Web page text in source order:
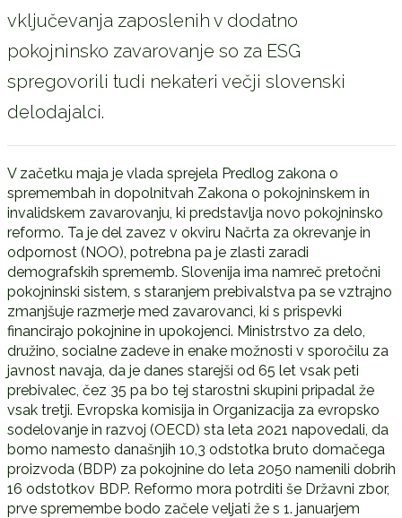
vključevanja zaposlenih v dodatno
pokojninsko zavarovanje so za ESG
spregovorili tudi nekateri večji slovenski
delodajalci.
V začetku maja je vlada sprejela Predlog zakona o
spremembah in dopolnitvah Zakona o pokojninskem in
invalidskem zavarovanju, ki predstavlja novo pokojninsko
reformo. Ta je del zavez v okviru Načrta za okrevanje in
odpornost (NOO), potrebna pa je zlasti zaradi
demografskih sprememb. Slovenija ima namreč pretočni
pokojninski sistem, s staranjem prebivalstva pa se vztrajno
zmanjšuje razmerje med zavarovanci, ki s prispevki
financirajo pokojnine in upokojenci. Ministrstvo za delo,
družino, socialne zadeve in enake možnosti v sporočilu za
javnost navaja, da je danes starejši od 65 let vsak peti
prebivalec, čez 35 pa bo tej starostni skupini pripadal že
vsak tretji. Evropska komisija in Organizacija za evropsko
sodelovanje in razvoj (OECD) sta leta 2021 napovedali, da
bomo namesto današnjih 10,3 odstotka bruto domačega
proizvoda (BDP) za pokojnine do leta 2050 namenili dobrih
16 odstotkov BDP. Reformo mora potrditi še Državni zbor,
prve spremembe bodo začele veljati že s 1. januarjem